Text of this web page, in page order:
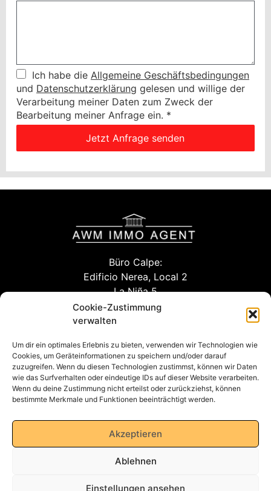
Cookie-Zustimmung
verwalten
Um dir ein optimales Erlebnis zu bieten, verwenden wir Technologien wie
Cookies, um Geräteinformationen zu speichern und/oder darauf
zuzugreifen. Wenn du diesen Technologien zustimmst, können wir Daten
wie das Surfverhalten oder eindeutige IDs auf dieser Website verarbeiten.
Wenn du deine Zustimmung nicht erteilst oder zurückziehst, können
bestimmte Merkmale und Funktionen beeinträchtigt werden.
Akzeptieren
Ablehnen
Einstellungen ansehen
Ich habe die Allgemeine Geschäftsbedingungen
und Datenschutzerklärung gelesen und willige der
Verarbeitung meiner Daten zum Zweck der
Bearbeitung meiner Anfrage ein. *
Jetzt Anfrage senden
Büro Calpe:
Edificio Nerea, Local 2
La Niña 5
03710 Calpe (Alicante)
info@awm-agent.com
kontakt
Datenschutzerklärung
Impressum